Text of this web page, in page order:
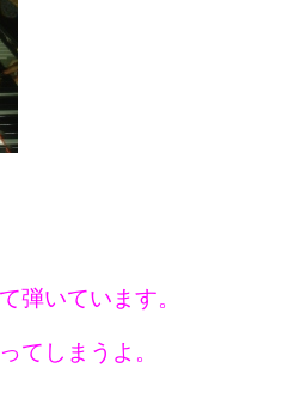
弾いています。
てしまうよ。